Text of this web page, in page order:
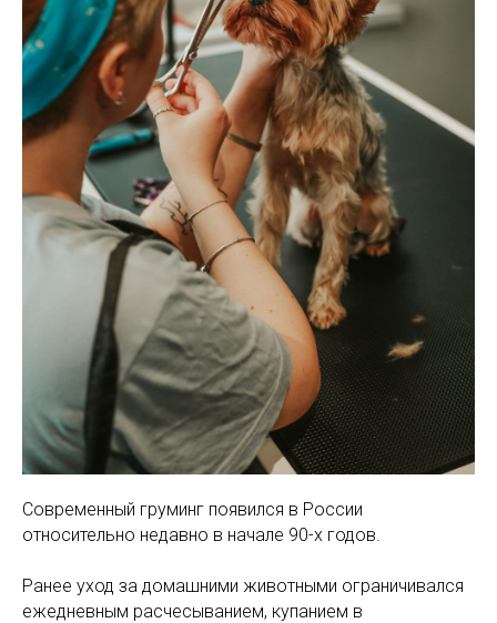
Современный груминг появился в России
относительно недавно в начале 90-х годов.
Ранее уход за домашними животными ограничивался
ежедневным расчесыванием, купанием в